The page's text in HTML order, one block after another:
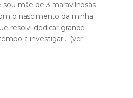
sou mãe de 3 maravilhosas
o nascimento da minha
resolvi dedicar grande
a investigar... (ver